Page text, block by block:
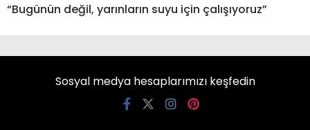
“Bugünün değil, yarınların suyu için çalışıyoruz”
Sosyal medya hesaplarımızı keşfedin